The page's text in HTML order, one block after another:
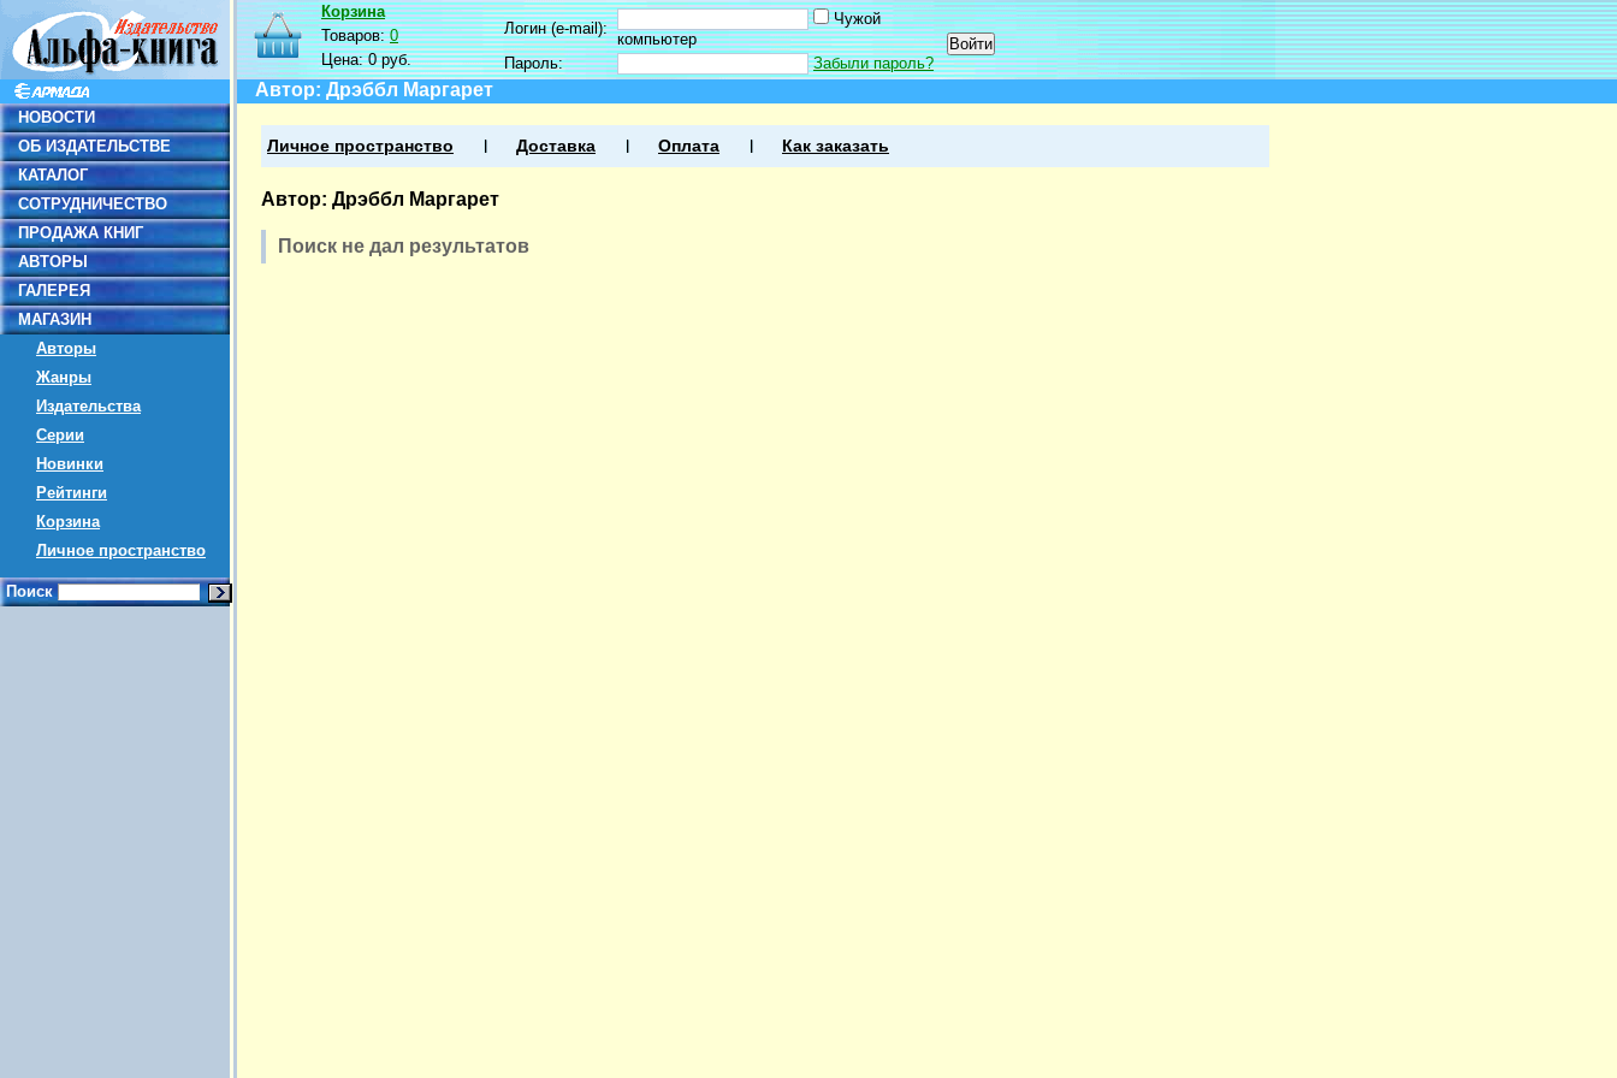
НОВОСТИ
ОБ ИЗДАТЕЛЬСТВЕ
КАТАЛОГ
СОТРУДНИЧЕСТВО
ПРОДАЖА КНИГ
АВТОРЫ
ГАЛЕРЕЯ
МАГАЗИН
Авторы
Жанры
Издательства
Серии
Новинки
Рейтинги
Корзина
Личное пространство
Поиск
Корзина
Товаров:0
Цена:0 руб.
Логин (e-mail):
Чужой
компьютер
Пароль:
Забыли пароль?
Автор: Дрэббл Маргарет
Личное пространство Доставка Оплата Как заказать
Автор: Дрэббл Маргарет
Поиск не дал результатов